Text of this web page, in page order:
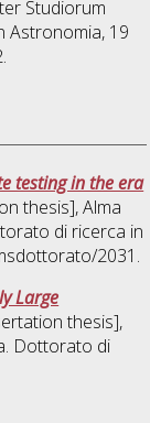
Studiorum
Astronomia, 19
testing in the era
thesis], Alma
di ricerca in
2031.
Large
thesis],
Dottorato di